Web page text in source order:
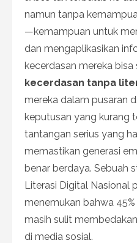
namun tanpa
—kemampuan untuk
dan mengaplikasikan
kecerdasan mereka bisa
kecerdasan tanpa
mereka dalam pusaran
keputusan yang kurang
tantangan serius yang
memastikan generasi
benar berdaya. Sebuah
Literasi Digital Nasional
menemukan bahwa
masih sulit
di media sosial.